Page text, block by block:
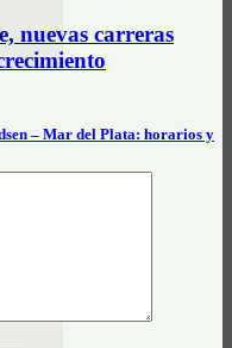
– Mar del Plata: horarios y
nuevas carreras